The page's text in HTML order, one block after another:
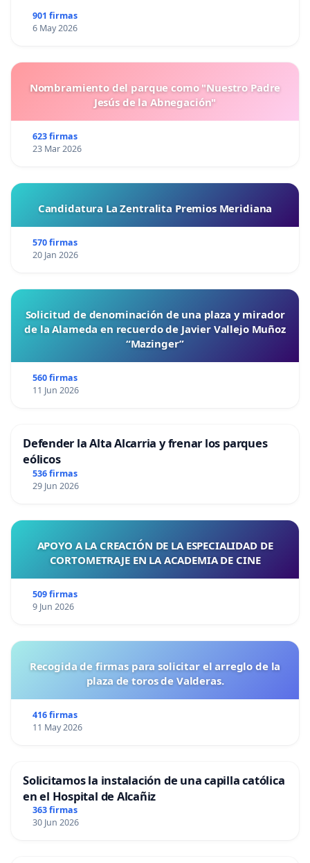
901 firmas
6 May 2026
Nombramiento del parque como "Nuestro Padre
Jesús de la Abnegación"
623 firmas
23 Mar 2026
Candidatura La Zentralita Premios Meridiana
570 firmas
20 Jan 2026
Solicitud de denominación de una plaza y mirador
de la Alameda en recuerdo de Javier Vallejo Muñoz
“Mazinger”
560 firmas
11 Jun 2026
Defender la Alta Alcarria y frenar los parques
eólicos
536 firmas
29 Jun 2026
APOYO A LA CREACIÓN DE LA ESPECIALIDAD DE
CORTOMETRAJE EN LA ACADEMIA DE CINE
509 firmas
9 Jun 2026
Recogida de firmas para solicitar el arreglo de la
plaza de toros de Valderas.
416 firmas
11 May 2026
Solicitamos la instalación de una capilla católica
en el Hospital de Alcañiz
363 firmas
30 Jun 2026